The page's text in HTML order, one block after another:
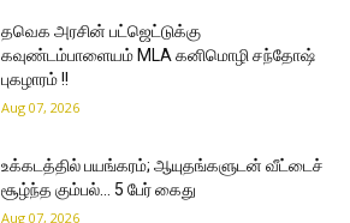
தவெக அரசின் பட்ஜெட்டுக்கு
கவுண்டம்பாளையம் MLA கனிமொழி சந்தோஷ்
புகழாரம் !!
Aug 07, 2026
உக்கடத்தில் பயங்கரம்; ஆயுதங்களுடன் வீட்டைச்
சூழ்ந்த கும்பல்… 5 பேர் கைது
Aug 07, 2026